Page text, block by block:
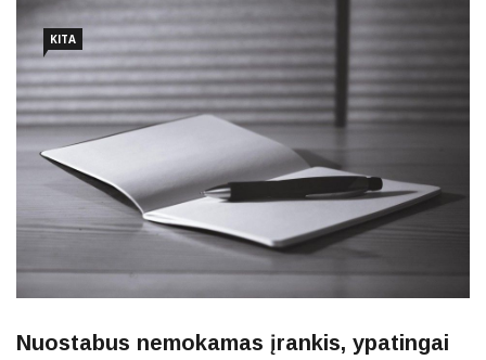
turiu turiu… turiu tiek daug padaryti!
KITA
Nuostabus nemokamas įrankis, ypatingai